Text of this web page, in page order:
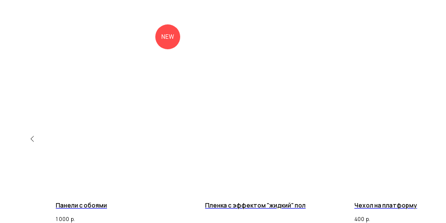
NEW
Панели с обоями
1 000 р.
Пленка с эффектом "жидкий" пол Чехол на платформу
400 р.